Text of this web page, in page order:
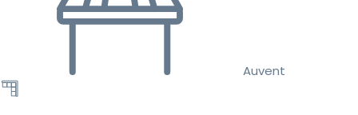
Auvent